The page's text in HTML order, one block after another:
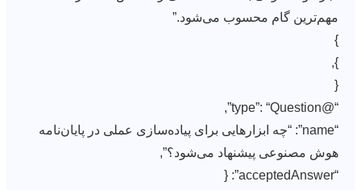
مهم‌ترین گام محسوب می‌شود.”
}
},
{
“@type”: “Question”,
“name”: “چه ابزارهایی برای پیاده‌سازی عملی در پایان‌نامه
هوش مصنوعی پیشنهاد می‌شود؟”,
“acceptedAnswer”: {